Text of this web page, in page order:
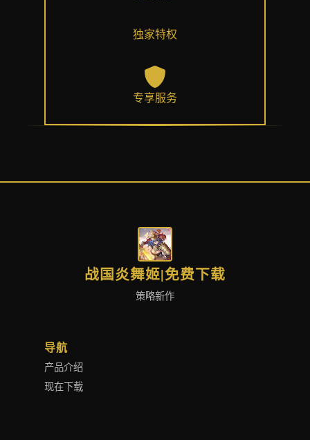
独家特权
专享服务
战国炎舞姬|免费下载
策略新作
导航
产品介绍
现在下载